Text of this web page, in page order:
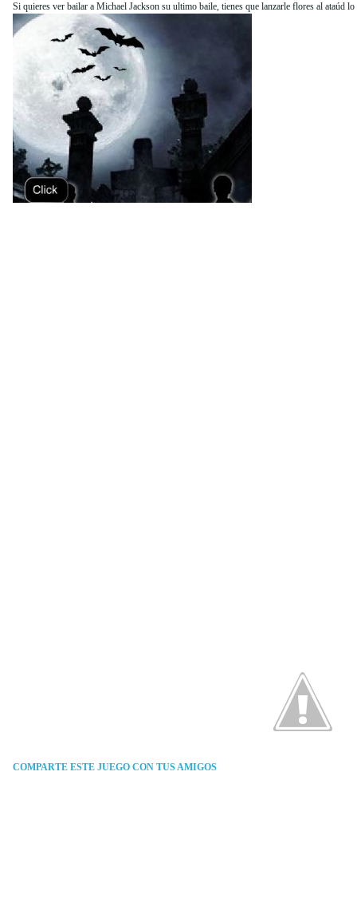
Si quieres ver bailar a Michael Jackson su ultimo baile, tienes que lanzarle flores al ataúd lo
COMPARTE ESTE JUEGO CON TUS AMIGOS